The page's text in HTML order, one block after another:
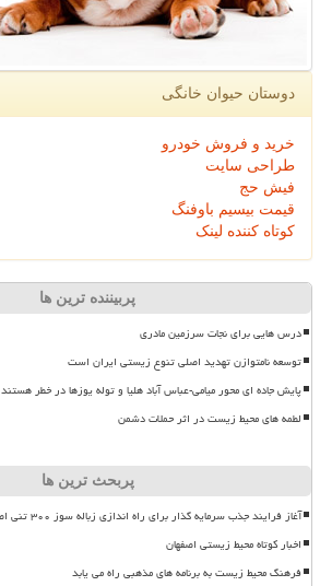
دوستان حیوان خانگی
خرید و فروش خودرو
طراحی سایت
فیش حج
قیمت بیسیم باوفنگ
کوتاه کننده لینک
پربیننده ترین ها
درس هایی برای نجات سرزمین مادری
توسعه نامتوازن تهدید اصلی تنوع زیستی ایران است
پایش جاده ای محور میامی-عباس آباد هلیا و توله یوزها در خطر هستند
لطمه های محیط زیست در اثر حملات دشمن
پربحث ترین ها
آغاز فرایند جذب سرمایه گذار برای راه اندازی زباله سوز ۳۰۰ تنی اصفهان
اخبار کوتاه محیط زیستی اصفهان
فرهنگ محیط زیست به برنامه های مذهبی راه می یابد